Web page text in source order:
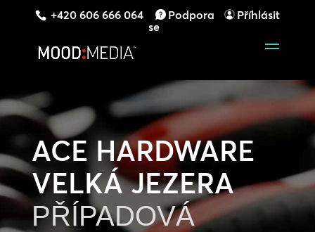
+420 606 666 064 Podpora
Příhlásit
se
ACE HARDWARE
VELKÁ JEZERA
PŘÍPADOVÁ